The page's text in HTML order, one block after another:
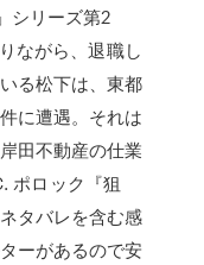
シリーズ第2
ながら、退職し
る松下は、東都
に遭遇。それは
田不動産の仕業
ポロック『狙
タバレを含む感
ーがあるので安